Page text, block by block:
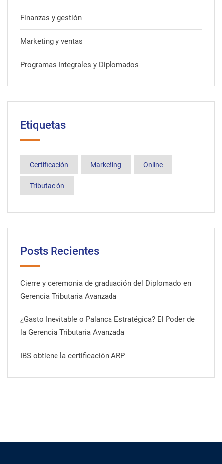
Finanzas y gestión
Marketing y ventas
Programas Integrales y Diplomados
Etiquetas
Certificación Marketing Online
Tributación
Posts Recientes
Cierre y ceremonia de graduación del Diplomado en
Gerencia Tributaria Avanzada
¿Gasto Inevitable o Palanca Estratégica? El Poder de
la Gerencia Tributaria Avanzada
IBS obtiene la certificación ARP